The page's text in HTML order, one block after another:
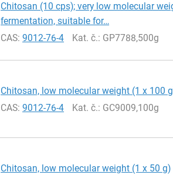
Chitosan (10 cps); very low molecular
fermentation, suitable for…
CAS:9012-76-4 Kat. č.: GP7788,500g
Chitosan, low molecular weight (1 x 100
CAS:9012-76-4 Kat. č.: GC9009,100g
Chitosan, low molecular weight (1 x 50 g)